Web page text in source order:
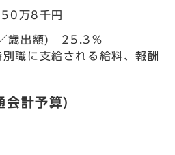
万8千円
／歳出額) 25.3％
職に支給される給料、報酬
会計予算)